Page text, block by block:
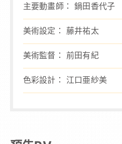
主要動畫師： 鍋田香代子
美術設定： 藤井祐太
美術監督： 前田有紀
色彩設計： 江口亜紗美